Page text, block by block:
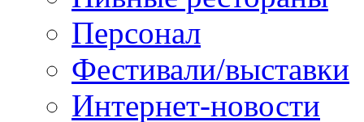
Персонал
Фестивали/выставки
Интернет-новости